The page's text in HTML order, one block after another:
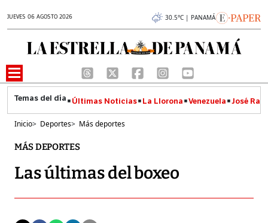
JUEVES 06 AGOSTO 2026 30.5°C | PANAMÁ
Últimas Noticias La Llorona Venezuela José
Inicio> Deportes> Más deportes
MÁS DEPORTES
Las últimas del boxeo